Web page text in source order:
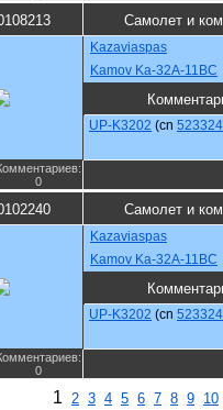
Самолет и
Kazaviaspas
Kamov Ka-32A-11BC
UP-K3202 (cn
0
Самолет и
Kazaviaspas
Kamov Ka-32A-11BC
UP-K3202 (cn
0
1 2 3 4 5 6 7 8 9 10